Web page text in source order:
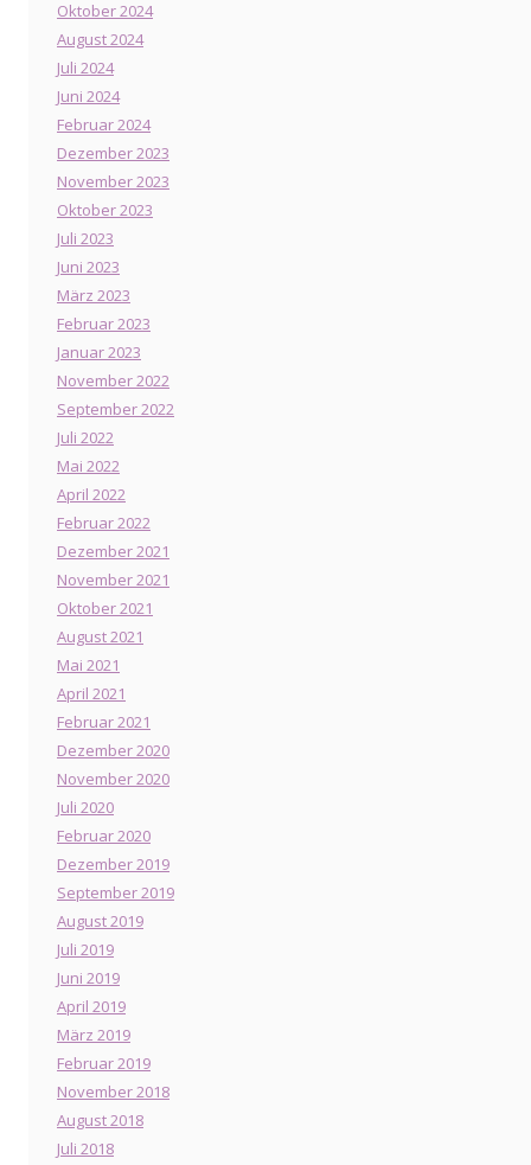
Oktober 2024
August 2024
Juli 2024
Juni 2024
Februar 2024
Dezember 2023
November 2023
Oktober 2023
Juli 2023
Juni 2023
März 2023
Februar 2023
Januar 2023
November 2022
September 2022
Juli 2022
Mai 2022
April 2022
Februar 2022
Dezember 2021
November 2021
Oktober 2021
August 2021
Mai 2021
April 2021
Februar 2021
Dezember 2020
November 2020
Juli 2020
Februar 2020
Dezember 2019
September 2019
August 2019
Juli 2019
Juni 2019
April 2019
März 2019
Februar 2019
November 2018
August 2018
Juli 2018